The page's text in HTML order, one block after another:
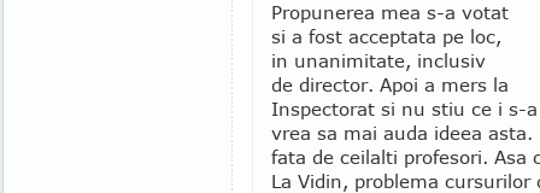
Propunerea mea s-a votat
si a fost acceptata pe loc,
in unanimitate, inclusiv
de director. Apoi a mers la
Inspectorat si nu stiu ce i s-
vrea sa mai auda ideea
fata de ceilalti profesori. Asa
La Vidin, problema